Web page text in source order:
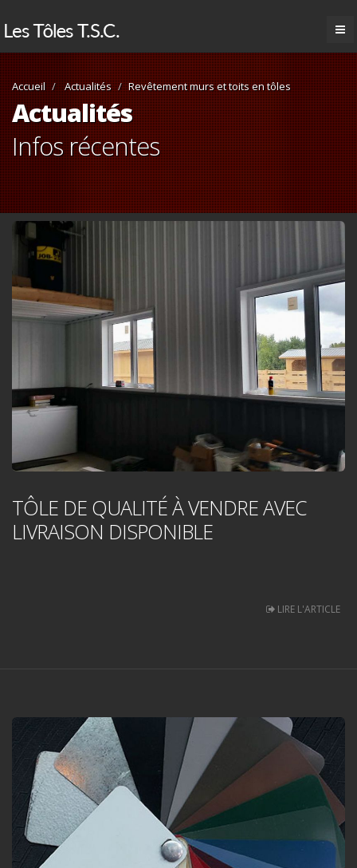
Accueil Actualités Revêtement murs et toits en tôles
Actualités
Infos récentes
TÔLE DE QUALITÉ À VENDRE AVEC
LIVRAISON DISPONIBLE
LIRE L'ARTICLE